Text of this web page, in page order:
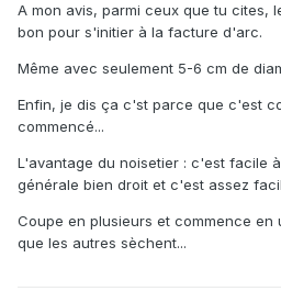
A mon avis, parmi ceux que tu cites,
bon pour s'initier à la facture d'arc.
Même avec seulement 5-6 cm de
Enfin, je dis ça c'st parce que c'est
commencé...
L'avantage du noisetier : c'est facile
générale bien droit et c'est assez
Coupe en plusieurs et commence en
que les autres sèchent...